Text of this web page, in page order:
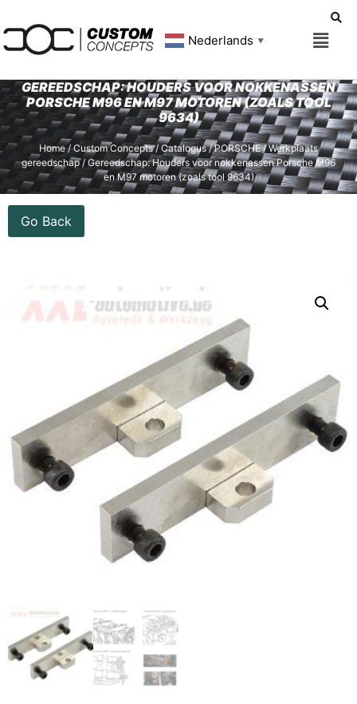
Nederlands ▼
GEREEDSCHAP: HOUDERS VOOR NOKKENASSEN
PORSCHE M96 EN M97 MOTOREN (ZOALS TOOL
9634)
Home/Custom Concepts/ Catalogus/PORSCHE/Werkplaats
gereedschap/ Gereedschap: Houders voor nokkenassen Porsche M96
en M97 motoren (zoals tool 9634)
Go Back